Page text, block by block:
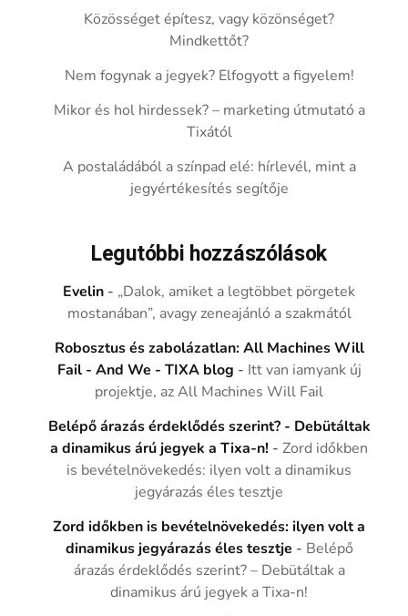
Közösséget építesz, vagy közönséget?
Mindkettőt?
Nem fogynak a jegyek? Elfogyott a figyelem!
Mikor és hol hirdessek? – marketing útmutató a
Tixától
A postaládából a színpad elé: hírlevél, mint a
jegyértékesítés segítője
Legutóbbi hozzászólások
Evelin - „Dalok, amiket a legtöbbet pörgetek
mostanában”, avagy zeneajánló a szakmától
Robosztus és zabolázatlan: All Machines Will
Fail - And We - TIXA blog - Itt van iamyank új
projektje, az All Machines Will Fail
Belépő árazás érdeklődés szerint? - Debütáltak
a dinamikus árú jegyek a Tixa-n! -Zord időkben
is bevételnövekedés: ilyen volt a dinamikus
jegyárazás éles tesztje
Zord időkben is bevételnövekedés: ilyen volt a
dinamikus jegyárazás éles tesztje - Belépő
árazás érdeklődés szerint? – Debütáltak a
dinamikus árú jegyek a Tixa-n!